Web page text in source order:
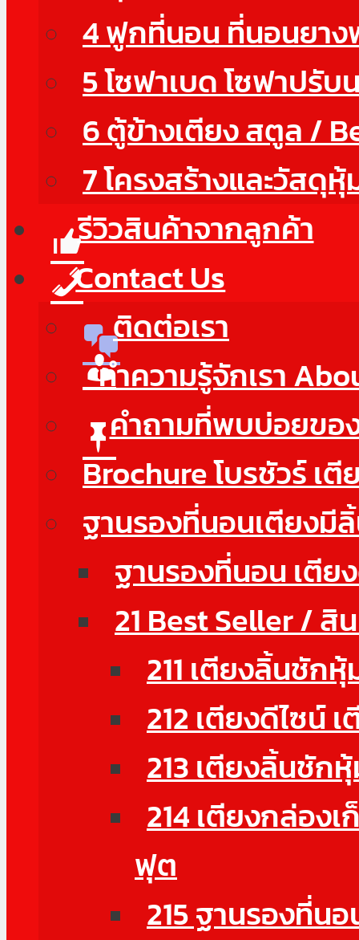
4 ฟูกที่นอน ที่นอนยาง
5 โซฟาเบด โซฟาปรับ
6 ตู้ข้างเตียง สตูล /
7 โครงสร้างและวัสดุ
รีวิวสินค้าจากลูกค้า
Contact Us
ติดต่อเรา
ทำความรู้จักเรา
คำถามที่พบบ่อยขอ
Brochure โบรชัวร์ เ
ฐานรองที่นอนเตียงมี
ฐานรองที่นอน เตีย
21 Best Seller / สิ
211 เตียงลิ้นชัก
212 เตียงดีไซน์
213 เตียงลิ้นชัก
214 เตียงกล่อง
ฟุต
215 ฐานรองที่น